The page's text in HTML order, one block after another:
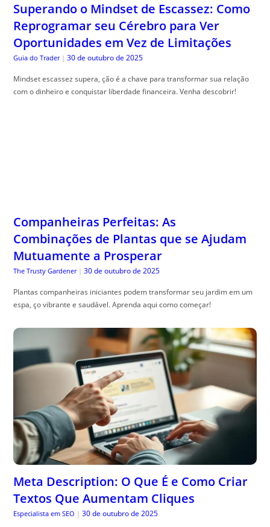
Superando o Mindset de Escassez: Como
Reprogramar seu Cérebro para Ver
Oportunidades em Vez de Limitações
Guia do Trader | 30 de outubro de 2025
Mindset escassez supera, ção é a chave para transformar sua relação
com o dinheiro e conquistar liberdade financeira. Venha descobrir!
Companheiras Perfeitas: As
Combinações de Plantas que se Ajudam
Mutuamente a Prosperar
The Trusty Gardener | 30 de outubro de 2025
Plantas companheiras iniciantes podem transformar seu jardim em um
espa, ço vibrante e saudável. Aprenda aqui como começar!
Meta Description: O Que É e Como Criar
Textos Que Aumentam Cliques
Especialista em SEO | 30 de outubro de 2025